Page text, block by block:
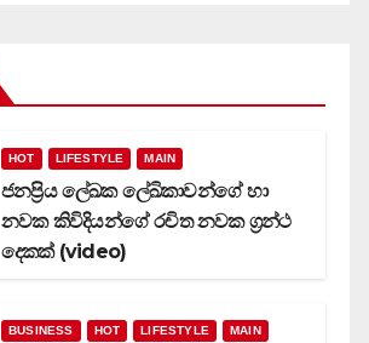
HOT LIFESTYLE MAIN
ජනප්‍රිය ලේඛක ලේඛිකාවන්ගේ හා
නවක කිවිදියන්ගේ රචිත නවක ග්‍රන්ථ
දෙකක් (video)
BUSINESS HOT LIFESTYLE MAIN